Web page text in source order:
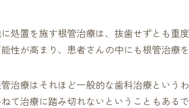
処置を施す根管治療は、抜歯せずとも重
性が高まり、患者さんの中にも根管治療
治療はそれほど一般的な歯科治療という
て治療に踏み切れないということもある